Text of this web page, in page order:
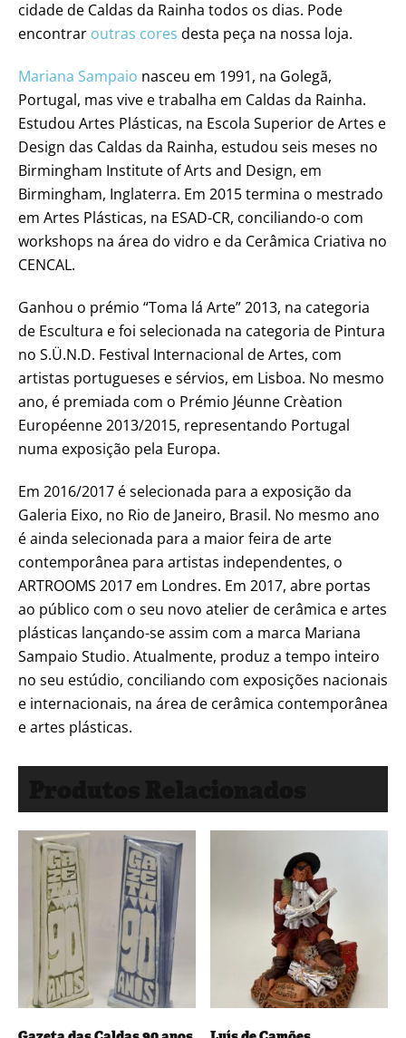
cidade de Caldas da Rainha todos os dias. Pode
encontrar outras cores desta peça na nossa loja.
Mariana Sampaio nasceu em 1991, na Golegã,
Portugal, mas vive e trabalha em Caldas da Rainha.
Estudou Artes Plásticas, na Escola Superior de Artes e
Design das Caldas da Rainha, estudou seis meses no
Birmingham Institute of Arts and Design, em
Birmingham, Inglaterra. Em 2015 termina o mestrado
em Artes Plásticas, na ESAD-CR, conciliando-o com
workshops na área do vidro e da Cerâmica Criativa no
CENCAL.
Ganhou o prémio “Toma lá Arte” 2013, na categoria
de Escultura e foi selecionada na categoria de Pintura
no S.Ü.N.D. Festival Internacional de Artes, com
artistas portugueses e sérvios, em Lisboa. No mesmo
ano, é premiada com o Prémio Jéunne Crèation
Européenne 2013/2015, representando Portugal
numa exposição pela Europa.
Em 2016/2017 é selecionada para a exposição da
Galeria Eixo, no Rio de Janeiro, Brasil. No mesmo ano
é ainda selecionada para a maior feira de arte
contemporânea para artistas independentes, o
ARTROOMS 2017 em Londres. Em 2017, abre portas
ao público com o seu novo atelier de cerâmica e artes
plásticas lançando-se assim com a marca Mariana
Sampaio Studio. Atualmente, produz a tempo inteiro
no seu estúdio, conciliando com exposições nacionais
e internacionais, na área de cerâmica contemporânea
e artes plásticas.